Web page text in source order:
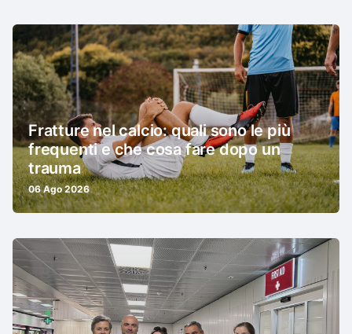
Fratture nel calcio: quali sono le più
frequenti e che cosa fare dopo un
trauma
06 Ago 2026